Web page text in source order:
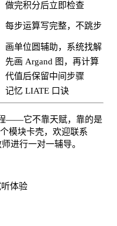
做完积分后立即检查
每步运算写完整，不跳步
画单位圆辅助，系统找解
先画 Argand 图，再计算
代值后保留中间步骤
记忆 LIATE 口诀
——它不靠天赋，靠的是
模块卡壳，欢迎联系
进行一对一辅导。
体验